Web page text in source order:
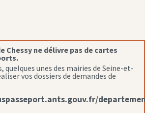
Chessy ne délivre pas de cartes
quelques unes des mairies de Seine-et-
vos dossiers de demandes de